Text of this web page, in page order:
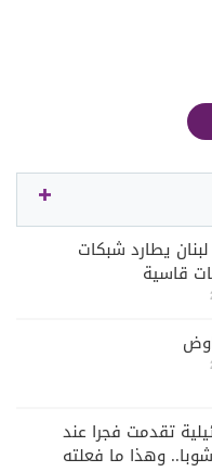
يطارد شبكات
قاسية
تقدمت فجرا عند
وهذا ما فعلته